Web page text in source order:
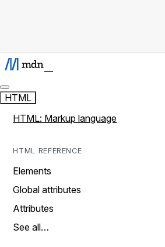
HTML
HTML: Markup language
HTML REFERENCE
Elements
Global attributes
Attributes
See all…